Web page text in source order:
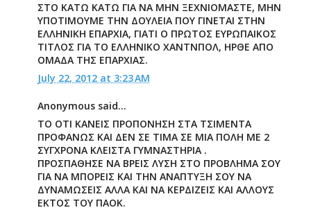
ΣΤΟ ΚΑΤΩ ΚΑΤΩ ΓΙΑ ΝΑ ΜΗΝ ΞΕΧΝΙΟΜΑΣΤΕ, ΜΗΝ
ΥΠΟΤΙΜΟΥΜΕ ΤΗΝ ΔΟΥΛΕΙΑ ΠΟΥ ΓΙΝΕΤΑΙ ΣΤΗΝ
ΕΛΛΗΝΙΚΗ ΕΠΑΡΧΙΑ, ΓΙΑΤΙ Ο ΠΡΩΤΟΣ ΕΥΡΩΠΑΙΚΟΣ
ΤΙΤΛΟΣ ΓΙΑ ΤΟ ΕΛΛΗΝΙΚΟ ΧΑΝΤΝΠΟΛ, ΗΡΘΕ ΑΠΟ
ΟΜΑΔΑ ΤΗΣ ΕΠΑΡΧΙΑΣ.
July 22, 2012 at 3:23 AM
Anonymous said...
ΤΟ ΟΤΙ ΚΑΝΕΙΣ ΠΡΟΠΟΝΗΣΗ ΣΤΑ ΤΣΙΜΕΝΤΑ
ΠΡΟΦΑΝΩΣ ΚΑΙ ΔΕΝ ΣΕ ΤΙΜΑ ΣΕ ΜΙΑ ΠΟΛΗ ΜΕ 2
ΣΥΓΧΡΟΝΑ ΚΛΕΙΣΤΑ ΓΥΜΝΑΣΤΗΡΙΑ .
ΠΡΟΣΠΑΘΗΣΕ ΝΑ ΒΡΕΙΣ ΛΥΣΗ ΣΤΟ ΠΡΟΒΛΗΜΑ ΣΟΥ
ΓΙΑ ΝΑ ΜΠΟΡΕΙΣ ΚΑΙ ΤΗΝ ΑΝΑΠΤΥΞΗ ΣΟΥ ΝΑ
ΔΥΝΑΜΩΣΕΙΣ ΑΛΛΑ ΚΑΙ ΝΑ ΚΕΡΔΙΖΕΙΣ ΚΑΙ ΑΛΛΟΥΣ
ΕΚΤΟΣ ΤΟΥ ΠΑΟΚ.